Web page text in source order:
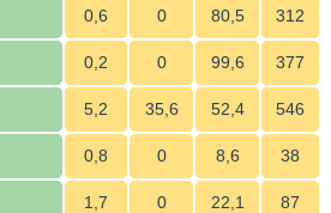
0,6 0 80,5 312
0,2 0 99,6 377
5,2 35,6 52,4 546
0,8 0 8,6 38
1,7 0 22,1 87